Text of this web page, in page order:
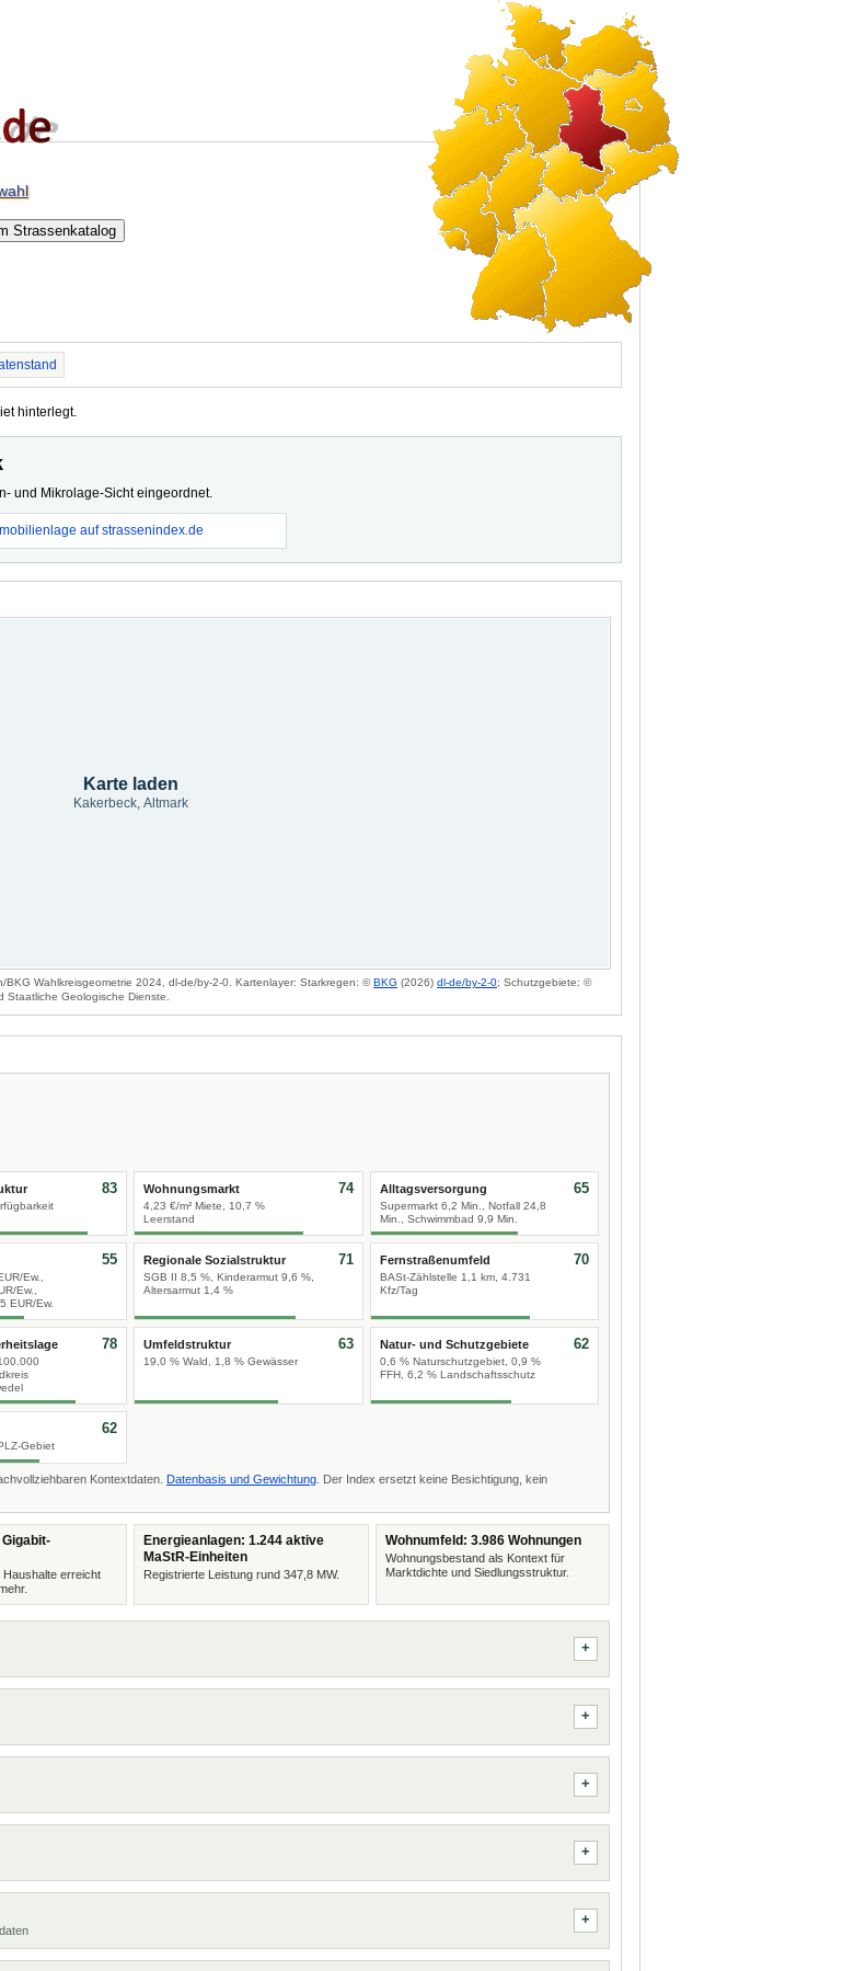
hinterlegt.
und Mikrolage-Sicht eingeordnet.
auf strassenindex.de
Karte laden
Kakerbeck, Altmark
BKG Wahlkreisgeometrie 2024, dl-de/by-2-0. Kartenlayer: Starkregen: ©BKG (2026) dl-de/by-2-0; Schutzgebiete: ©
Staatliche Geologische Dienste.
83 Wohnungsmarkt
4,23 €/m² Miete, 10,7 %
Leerstand
74 Alltagsversorgung
Supermarkt 6,2 Min., Notfall 24,8
Min., Schwimmbad 9,9 Min.
65
Ew.,
Ew.,
EUR/Ew.
55 Regionale Sozialstruktur
SGB II 8,5 %, Kinderarmut 9,6 %,
Altersarmut 1,4 %
71 Fernstraßenumfeld
BASt-Zählstelle 1,1 km, 4.731
Kfz/Tag
70
78 Umfeldstruktur
19,0 % Wald, 1,8 % Gewässer
63 Natur- und Schutzgebiete
0,6 % Naturschutzgebiet, 0,9 %
FFH, 6,2 % Landschaftsschutz
62
Gebiet
62
Kontextdaten. Datenbasis und Gewichtung . Der Index ersetzt keine Besichtigung, kein
Haushalte erreicht
Energieanlagen: 1.244 aktive
MaStR-Einheiten
Registrierte Leistung rund 347,8 MW.
Wohnumfeld: 3.986 Wohnungen
Wohnungsbestand als Kontext für
Marktdichte und Siedlungsstruktur.